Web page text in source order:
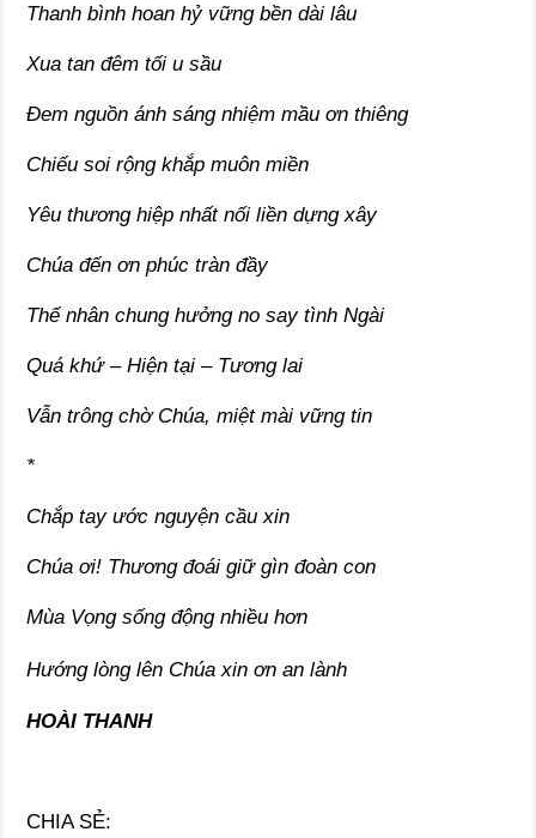
Thanh bình hoan hỷ vững bền dài lâu
Xua tan đêm tối u sầu
Đem nguồn ánh sáng nhiệm mầu ơn thiêng
Chiếu soi rộng khắp muôn miền
Yêu thương hiệp nhất nối liền dựng xây
Chúa đến ơn phúc tràn đầy
Thế nhân chung hưởng no say tình Ngài
Quá khứ – Hiện tại – Tương lai
Vẫn trông chờ Chúa, miệt mài vững tin
*
Chắp tay ước nguyện cầu xin
Chúa ơi! Thương đoái giữ gìn đoàn con
Mùa Vọng sống động nhiều hơn
Hướng lòng lên Chúa xin ơn an lành
HOÀI THANH
CHIA SẺ: